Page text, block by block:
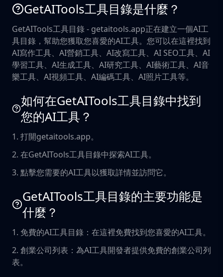
GetAITools工具目錄是什麼？
GetAITools工具目錄 - getaitools.app正在建立一個AI工
具目錄，幫助您獲取您喜愛的AI工具。您可以在這裡找到
AI寫作工具、AI營銷工具、AI改寫工具、AI SEO工具、AI
學習工具、AI生成工具、AI研究工具、AI藝術工具、AI音
樂工具、AI視頻工具、AI編碼工具、AI照片工具等。
如何在GetAITools工具目錄中找到
您的AI工具？
1. 打開getaitools.app。
2. 在GetAITools工具目錄中探索AI工具。
3. 點擊您需要的AI工具以獲取詳情並訪問它。
GetAITools工具目錄的主要功能是
什麼？
1. 免費的AI工具目錄：在這裡免費找到您喜愛的AI工具。
2. 創業公司列表：為AI工具開發者提供免費的創業公司列
表。